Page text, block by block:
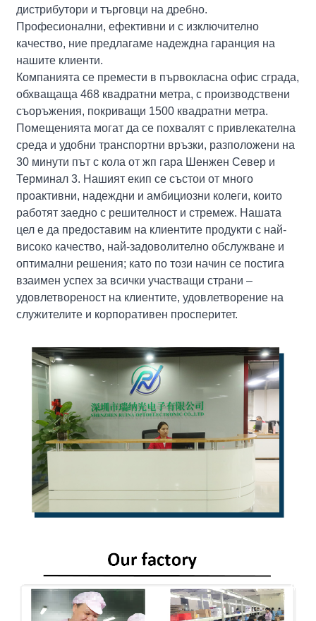
дистрибутори и търговци на дребно.
Професионални, ефективни и с изключително
качество, ние предлагаме надеждна гаранция на
нашите клиенти.
Компанията се премести в първокласна офис сграда,
обхващаща 468 квадратни метра, с производствени
съоръжения, покриващи 1500 квадратни метра.
Помещенията могат да се похвалят с привлекателна
среда и удобни транспортни връзки, разположени на
30 минути път с кола от жп гара Шенжен Север и
Терминал 3. Нашият екип се състои от много
проактивни, надеждни и амбициозни колеги, които
работят заедно с решителност и стремеж. Нашата
цел е да предоставим на клиентите продукти с най-
високо качество, най-задоволително обслужване и
оптимални решения; като по този начин се постига
взаимен успех за всички участващи страни –
удовлетвореност на клиентите, удовлетворение на
служителите и корпоративен просперитет.